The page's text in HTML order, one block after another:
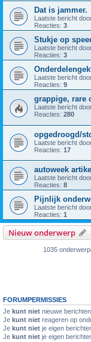
Dat is jammer.
Laatste bericht
Reacties: 3
Stukje op
Laatste bericht
Reacties: 3
Laatste bericht
Reacties: 9
grappige, rare
Laatste bericht
Reacties: 280
opgedroogd/
Laatste bericht
Reacties: 17
autoweek artikel
Laatste bericht
Reacties: 8
Pijnlijk
Laatste bericht
Reacties: 1
Nieuw onderwerp
1035
FORUMPERMISSIES
Je kunt niet nieuwe
Je kunt niet reageren op
Je kunt niet je eigen
Je kunt niet je eigen